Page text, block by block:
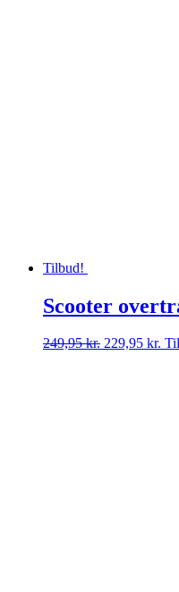
Tilbud!
Scooter
249,95kr. Den
229,95 kr.